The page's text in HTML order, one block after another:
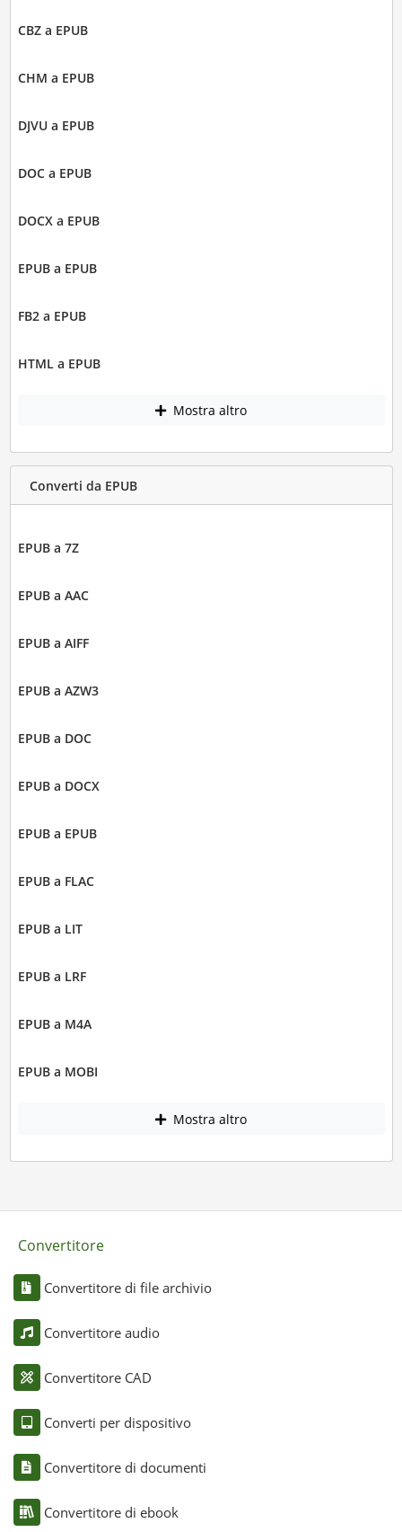
CBZ a EPUB
CHM a EPUB
DJVU a EPUB
DOC a EPUB
DOCX a EPUB
EPUB a EPUB
FB2 a EPUB
HTML a EPUB
Mostra altro
Converti da EPUB
EPUB a 7Z
EPUB a AAC
EPUB a AIFF
EPUB a AZW3
EPUB a DOC
EPUB a DOCX
EPUB a EPUB
EPUB a FLAC
EPUB a LIT
EPUB a LRF
EPUB a M4A
EPUB a MOBI
Mostra altro
Convertitore
Convertitore di file archivio
Convertitore audio
Convertitore CAD
Converti per dispositivo
Convertitore di documenti
Convertitore di ebook